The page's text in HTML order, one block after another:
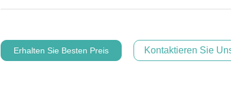
Erhalten Sie Besten Preis Kontaktieren Sie